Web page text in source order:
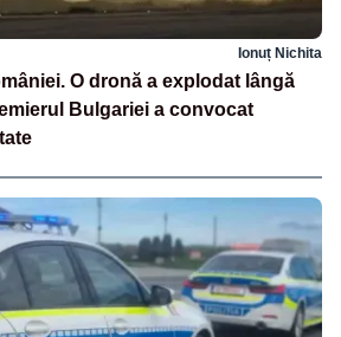
Ionuț Nichita
O dronă a explodat lângă
Bulgariei a convocat